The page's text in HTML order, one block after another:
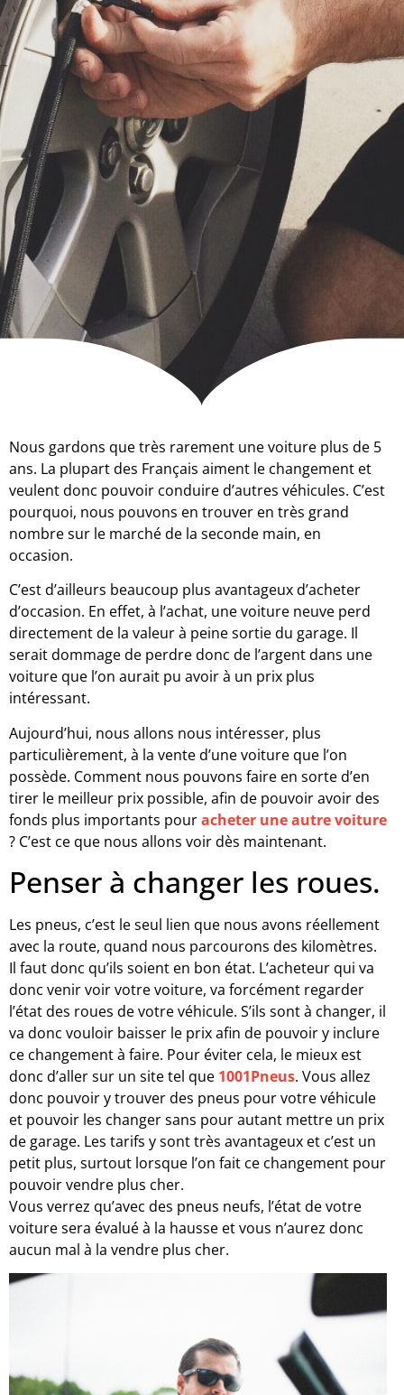
Nous gardons que très rarement une voiture plus de 5
ans. La plupart des Français aiment le changement et
veulent donc pouvoir conduire d’autres véhicules. C’est
pourquoi, nous pouvons en trouver en très grand
nombre sur le marché de la seconde main, en
occasion.
C’est d’ailleurs beaucoup plus avantageux d’acheter
d’occasion. En effet, à l’achat, une voiture neuve perd
directement de la valeur à peine sortie du garage. Il
serait dommage de perdre donc de l’argent dans une
voiture que l’on aurait pu avoir à un prix plus
intéressant.
Aujourd’hui, nous allons nous intéresser, plus
particulièrement, à la vente d’une voiture que l’on
possède. Comment nous pouvons faire en sorte d’en
tirer le meilleur prix possible, afin de pouvoir avoir des
fonds plus importants pouracheter une autre voiture
? C’est ce que nous allons voir dès maintenant.
Penser à changer les roues.
Les pneus, c’est le seul lien que nous avons réellement
avec la route, quand nous parcourons des kilomètres.
Il faut donc qu’ils soient en bon état. L’acheteur qui va
donc venir voir votre voiture, va forcément regarder
l’état des roues de votre véhicule. S’ils sont à changer, il
va donc vouloir baisser le prix afin de pouvoir y inclure
ce changement à faire. Pour éviter cela, le mieux est
donc d’aller sur un site tel que 1001Pneus. Vous allez
donc pouvoir y trouver des pneus pour votre véhicule
et pouvoir les changer sans pour autant mettre un prix
de garage. Les tarifs y sont très avantageux et c’est un
petit plus, surtout lorsque l’on fait ce changement pour
pouvoir vendre plus cher.
Vous verrez qu’avec des pneus neufs, l’état de votre
voiture sera évalué à la hausse et vous n’aurez donc
aucun mal à la vendre plus cher.